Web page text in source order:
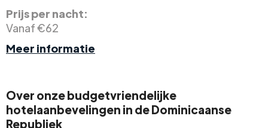
Prijs per nacht:
Vanaf €62
Meer informatie
Over onze budgetvriendelijke
hotelaanbevelingen in de Dominicaanse
Republiek